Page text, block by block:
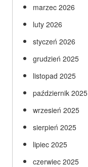
marzec 2026
luty 2026
styczeń 2026
grudzień 2025
listopad 2025
październik 2025
wrzesień 2025
sierpień 2025
lipiec 2025
czerwiec 2025